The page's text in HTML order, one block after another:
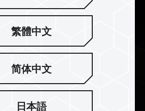
繁體中文
简体中文
日本語